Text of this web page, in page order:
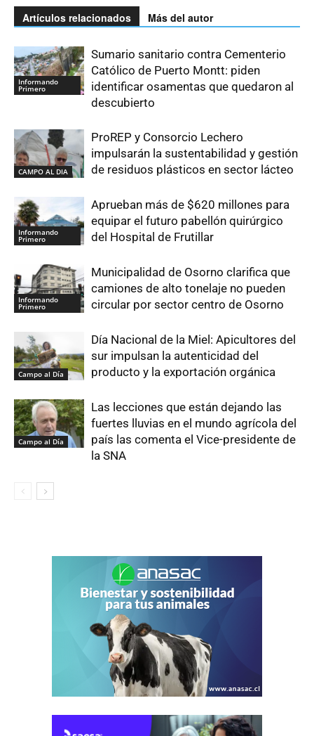
Artículos relacionados Más del autor
Informando
Primero
Sumario sanitario contra Cementerio
Católico de Puerto Montt: piden
identificar osamentas que quedaron al
descubierto
CAMPO AL DIA
ProREP y Consorcio Lechero
impulsarán la sustentabilidad y gestión
de residuos plásticos en sector lácteo
Informando
Primero
Aprueban más de $620 millones para
equipar el futuro pabellón quirúrgico
del Hospital de Frutillar
Informando
Primero
Municipalidad de Osorno clarifica que
camiones de alto tonelaje no pueden
circular por sector centro de Osorno
Campo al Día
Día Nacional de la Miel: Apicultores del
sur impulsan la autenticidad del
producto y la exportación orgánica
Campo al Día
Las lecciones que están dejando las
fuertes lluvias en el mundo agrícola del
país las comenta el Vice-presidente de
la SNA